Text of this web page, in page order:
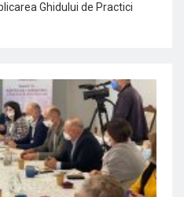
Ghidului de Practici